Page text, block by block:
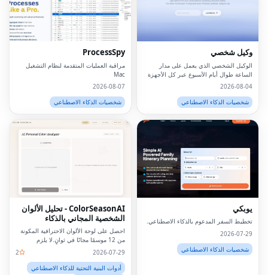
وكيل شخصي
الوكيل الشخصي الذي يعمل على مدار
الساعة طوال أيام الأسبوع عبر كل الأجهزة
2026-08-04
شخصيات الذكاء الاصطناعي
ProcessSpy
مراقبة العمليات المتقدمة لنظام التشغيل
Mac
2026-08-07
شخصيات الذكاء الاصطناعي
يوبكي
تخطيط السفر المدعوم بالذكاء الاصطناعي.
2026-07-29
شخصيات الذكاء الاصطناعي
ColorSeasonAI - تحليل الألوان
الشخصية المجاني بالذكاء
الاصطناعي
احصل على لوحة الألوان الاحترافية المكونة
من 12 موسمًا مجانًا في ثوانٍ.لا يلزم
التسجيل!
2026-07-29
2
أدوات البنية التحتية للذكاء الاصطناعي